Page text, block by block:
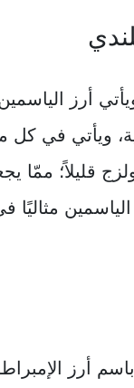
ويأتي أرز
ويأتي في كل
قليلاً؛ ممّا
الياسمين
أرز